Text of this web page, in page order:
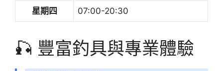
星期四 07:00-20:30
🎣 豐富釣具與專業體驗